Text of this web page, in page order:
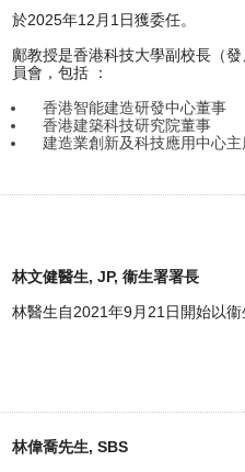
於2025年12月1日獲委任。
鄺教授是香港科技大學副校長（
員會，包括 ：
香港智能建造研發中心董事
香港建築科技研究院董事
建造業創新及科技應用中心主
林文健醫生, JP, 衞生署署長
林醫生自2021年9月21日開始以
林偉喬先生, SBS